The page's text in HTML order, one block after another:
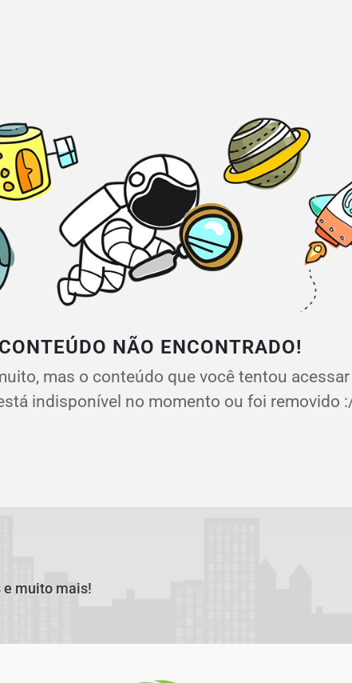
CONTEÚDO NÃO ENCONTRADO!
mas o conteúdo que você tentou
indisponível no momento ou foi removido
e muito mais!